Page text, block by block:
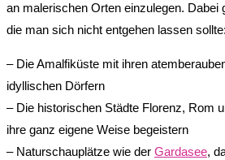
an malerischen Orten einzulegen. Dabei
die man sich nicht entgehen lassen sollte:
– Die Amalfiküste mit ihren
idyllischen Dörfern
– Die historischen Städte Florenz, Rom
ihre ganz eigene Weise begeistern
– Naturschauplätze wie der Gardasee,